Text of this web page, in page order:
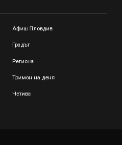
Афиш Пловдив
Градът
Региона
Тримон на деня
Четива